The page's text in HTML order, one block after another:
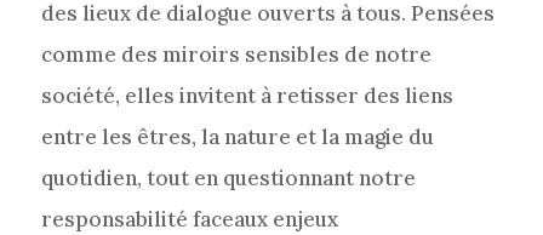
des lieux de dialogue ouverts à tous. Pensées
comme des miroirs sensibles de notre
société, elles invitent à retisser des liens
entre les êtres, la nature et la magie du
quotidien, tout en questionnant notre
responsabilité faceaux enjeux